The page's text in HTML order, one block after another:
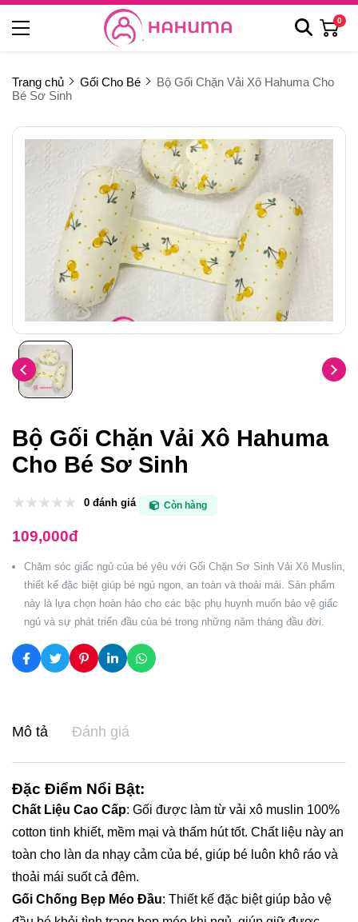
0
Trang chủ Gối Cho Bé
Bộ Gối Chặn Vải Xô Hahuma Cho
Bé Sơ Sinh
Bộ Gối Chặn Vải Xô Hahuma
Cho Bé Sơ Sinh
0 đánh giá Còn hàng
109,000đ
Chăm sóc giấc ngủ của bé yêu với Gối Chặn Sơ Sinh Vải Xô Muslin,
thiết kế đặc biệt giúp bé ngủ ngon, an toàn và thoải mái. Sản phẩm
này là lựa chọn hoàn hảo cho các bậc phụ huynh muốn bảo vệ giấc
ngủ và sự phát triển đầu của bé trong những năm tháng đầu đời.
Mô tả Đánh giá
Đặc Điểm Nổi Bật:
Chất Liệu Cao Cấp: Gối được làm từ vải xô muslin 100%
cotton tinh khiết, mềm mại và thấm hút tốt. Chất liệu này an
toàn cho làn da nhạy cảm của bé, giúp bé luôn khô ráo và
thoải mái suốt cả đêm.
Gối Chống Bẹp Méo Đầu: Thiết kế đặc biệt giúp bảo vệ